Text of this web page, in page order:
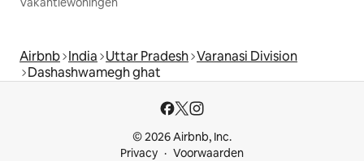
Airbnb India Uttar Pradesh Varanasi Division
Dashashwamegh ghat
© 2026 Airbnb, Inc.
Privacy
Voorwaarden